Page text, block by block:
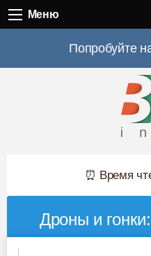
Меню
Попробуйте
⏰ Время
Дроны и